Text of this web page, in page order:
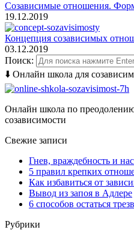
Созависимые отношения.
19.12.2019
Концепция созависимых
03.12.2019
Поиск:
⬇️ Онлайн школа для
Онлайн школа по
созависимости
Свежие записи
Гнев, враждебность и
5 правил крепких
Как избавиться от
Вывод из запоя в Адлере
6 способов остаться
Рубрики